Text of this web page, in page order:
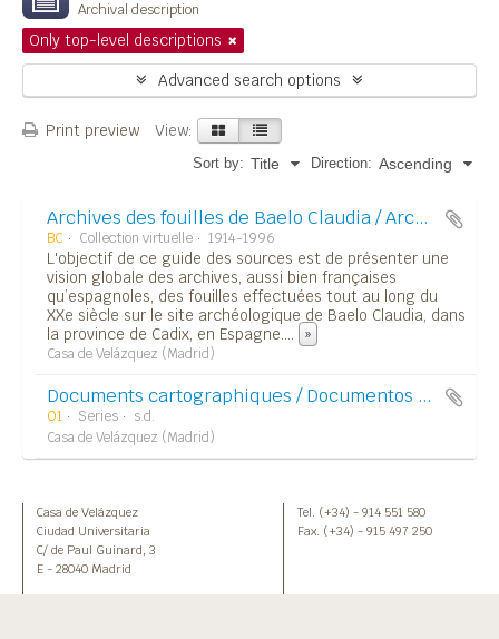
Archival description
Only top-level descriptions
Advanced search options
Print preview View:
Sort by: Title Direction: Ascending
Archives des fouilles de Baelo Claudia / Archivos de la excavación de Baelo Claudia
BC Collection virtuelle 1914-1996
L'objectif de ce guide des sources est de présenter une
vision globale des archives, aussi bien françaises
qu’espagnoles, des fouilles effectuées tout au long du
XXe siècle sur le site archéologique de Baelo Claudia, dans
la province de Cadix, en Espagne.... »
Casa de Velázquez (Madrid)
Documents cartographiques / Documentos cartográficos
01 Series s.d.
Casa de Velázquez (Madrid)
Casa de Velázquez
Ciudad Universitaria
C/ de Paul Guinard, 3
E - 28040 Madrid
Tel. (+34) - 914 551 580
Fax. (+34) - 915 497 250